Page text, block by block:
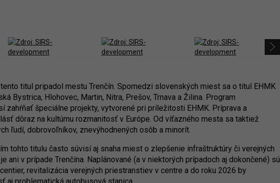
titul pripadol mestu Trenčín. Spomedzi slovenských miest sa o titul EHMK
Bystrica, Hlohovec, Martin, Nitra, Prešov, Trnava a Žilina. Program
zahŕňať špeciálne projekty, vytvorené pri príležitosti EHMK. Príprava a
dôraz na kultúrnu rozmanitosť v Európe. Od víťazného mesta sa taktiež
ľudí, dobrovoľníkov, znevýhodnených osôb a minorít.
tohto titulu často súvisí aj snaha miest o zlepšenie infraštruktúry či verejných
ani v prípade Trenčína. Naplánované (a v niektorých prípadoch aj dokončené) sú
revitalizácia verejných priestranstiev v centre a do roku 2026 by